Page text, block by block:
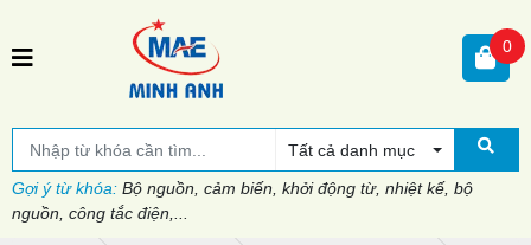
Tất cả danh mục
Gợi ý từ khóa: Bộ nguồn, cảm biến, khởi động từ, nhiệt kế, bộ
nguồn, công tắc điện,...
0